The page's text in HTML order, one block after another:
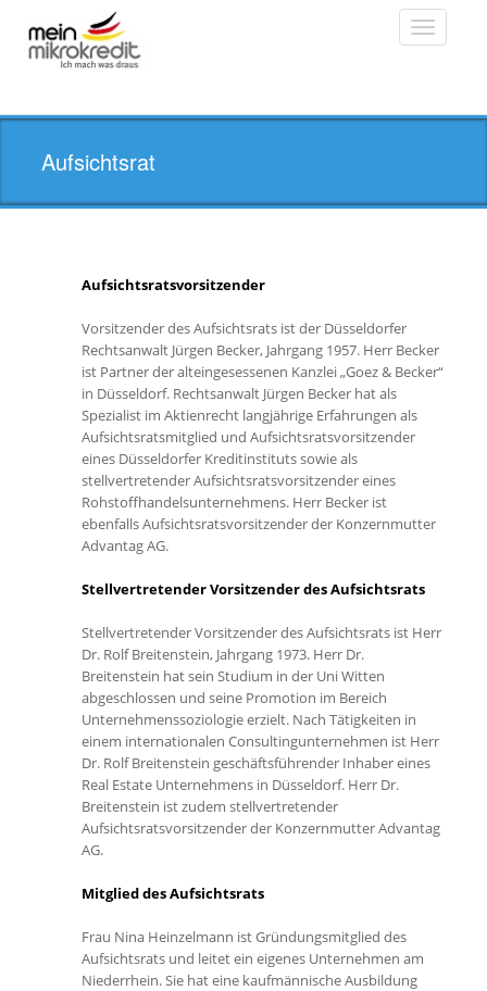
Toggle
Aufsichtsrat
Aufsichtsratsvorsitzender
Vorsitzender des Aufsichtsrats ist der Düsseldorfer
Rechtsanwalt Jürgen Becker, Jahrgang 1957. Herr Becker
ist Partner der alteingesessenen Kanzlei „Goez & Becker“
in Düsseldorf. Rechtsanwalt Jürgen Becker hat als
Spezialist im Aktienrecht langjährige Erfahrungen als
Aufsichtsratsmitglied und Aufsichtsratsvorsitzender
eines Düsseldorfer Kreditinstituts sowie als
stellvertretender Aufsichtsratsvorsitzender eines
Rohstoffhandelsunternehmens. Herr Becker ist
ebenfalls Aufsichtsratsvorsitzender der Konzernmutter
Advantag AG.
Stellvertretender Vorsitzender des Aufsichtsrats
Stellvertretender Vorsitzender des Aufsichtsrats ist Herr
Dr. Rolf Breitenstein, Jahrgang 1973. Herr Dr.
Breitenstein hat sein Studium in der Uni Witten
abgeschlossen und seine Promotion im Bereich
Unternehmenssoziologie erzielt. Nach Tätigkeiten in
einem internationalen Consultingunternehmen ist Herr
Dr. Rolf Breitenstein geschäftsführender Inhaber eines
Real Estate Unternehmens in Düsseldorf. Herr Dr.
Breitenstein ist zudem stellvertretender
Aufsichtsratsvorsitzender der Konzernmutter Advantag
AG.
Mitglied des Aufsichtsrats
Frau Nina Heinzelmann ist Gründungsmitglied des
Aufsichtsrats und leitet ein eigenes Unternehmen am
Niederrhein. Sie hat eine kaufmännische Ausbildung